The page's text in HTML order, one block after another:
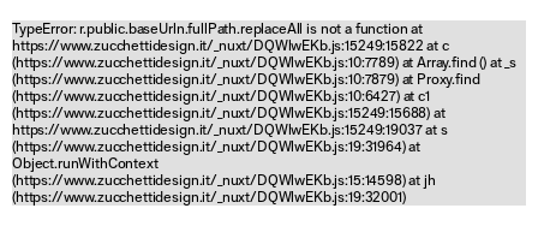
TypeError: r.public.baseUrln.fullPath.replaceAll is not a function at
https://www.zucchettidesign.it/_nuxt/DQWlwEKb.js:15249:15822 at c
(https://www.zucchettidesign.it/_nuxt/DQWlwEKb.js:10:7789) at Array.find () at _s
(https://www.zucchettidesign.it/_nuxt/DQWlwEKb.js:10:7879) at Proxy.find
(https://www.zucchettidesign.it/_nuxt/DQWlwEKb.js:10:6427) at c1
(https://www.zucchettidesign.it/_nuxt/DQWlwEKb.js:15249:15688) at
https://www.zucchettidesign.it/_nuxt/DQWlwEKb.js:15249:19037 at s
(https://www.zucchettidesign.it/_nuxt/DQWlwEKb.js:19:31964) at
Object.runWithContext
(https://www.zucchettidesign.it/_nuxt/DQWlwEKb.js:15:14598) at jh
(https://www.zucchettidesign.it/_nuxt/DQWlwEKb.js:19:32001)